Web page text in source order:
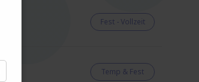
Fest - Vollzeit
Temp & Fest